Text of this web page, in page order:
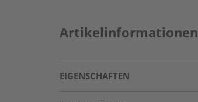
Artikelinformationen
EIGENSCHAFTEN